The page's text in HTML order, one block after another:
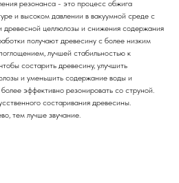
резонанса - это процесс обжига
и высоком давлении в вакуумной среде с
древесной целлюлозы и снижения содержания
получают древесину с более низким
лучшей стабильностью к
состарить древесину, улучшить
и уменьшить содержание воды и
эффективно резонировать со струной.
состаривания древесины.
тем лучше звучание.